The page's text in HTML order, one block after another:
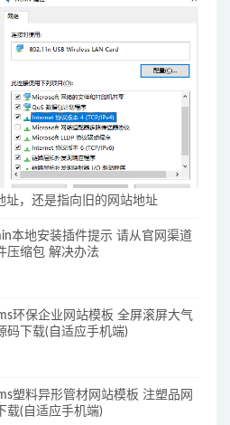
址，还是指向旧的网站地址
本地安装插件提示 请从官网渠道
压缩包 解决办法
环保企业网站模板 全屏滚屏大气
码下载(自适应手机端)
塑料异形管材网站模板 注塑品网
载(自适应手机端)